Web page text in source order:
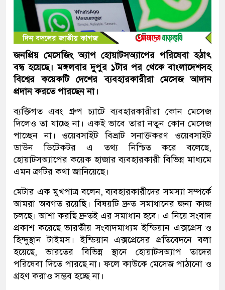
জনপ্রিয় মেসেজিং অ্যাপ হোয়াটসঅ্যাপের পরিষেবা হঠাৎ
বন্ধ হয়েছে। মঙ্গলবার দুপুর ১টার পর থেকে বাংলাদেশসহ
বিশ্বের কয়েকটি দেশের ব্যবহারকারীরা মেসেজ আদান
প্রদান করতে পারছেন না।
ব্যক্তিগত এবং গ্রুপ চ্যাটে ব্যবহারকারীরা কোন মেসেজ
দিলেও তা যাচ্ছে না। একই ভাবে তারা নতুন কোন মেসেজ
পাচ্ছেন না। ওয়েবসাইট বিভ্রাট সনাক্তকরণ ওয়েবসাইট
ডাউন ডিটেকটর এ তথ্য নিশ্চিত করে বলেছে,
হোয়াটসঅ্যাপের কয়েক হাজার ব্যবহারকারী বিভিন্ন মাধ্যমে
এমন ত্রুটির কথা জানিয়েছে।
মেটার এক মুখপাত্র বলেন, ব্যবহারকারীদের সমস্যা সম্পর্কে
আমরা অবগত রয়েছি। বিষয়টি দ্রুত সমাধানের জন্য কাজ
চলছে। আশা করছি দ্রুতই এর সমাধান হবে। এ নিয়ে সংবাদ
প্রকাশ করেছে ভারতীয় সংবাদমাধ্যম ইন্ডিয়ান এক্সপ্রেস ও
হিন্দুস্থান টাইমস। ইন্ডিয়ান এক্সপ্রেসের প্রতিবেদনে বলা
হয়েছে, ভারতের বিভিন্ন স্থানে হোয়াটসঅ্যাপ তাদের
পরিষেবা দিতে পারছে না। ফলে কাউকে মেসেজ পাঠানো ও
গ্রহণ করাও সম্ভব হচ্ছে না।